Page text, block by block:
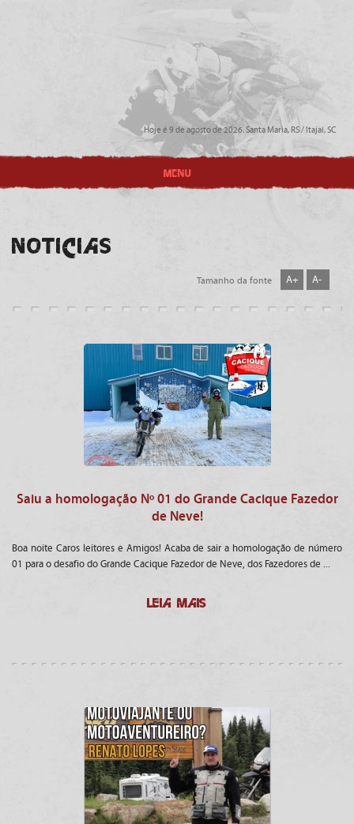
Hoje é 9 de agosto de 2026. Santa Maria, RS / Itajaí, SC
MENU
NOTICIAS
Tamanho da fonte A+ A-
Saiu a homologação Nº 01 do Grande Cacique Fazedor
de Neve!
Boa noite Caros leitores e Amigos! Acaba de sair a homologação de número
01 para o desafio do Grande Cacique Fazedor de Neve, dos Fazedores de ...
LEIA MAIS